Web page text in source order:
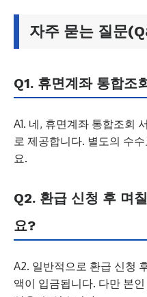
자주 묻는 질문
Q1. 휴면계좌 통합조
A1. 네, 휴면계좌 통합조회
로 제공합니다. 별도의 수
요.
Q2. 환급 신청 후 며
요?
A2. 일반적으로 환급 신청
액이 입금됩니다. 다만 본